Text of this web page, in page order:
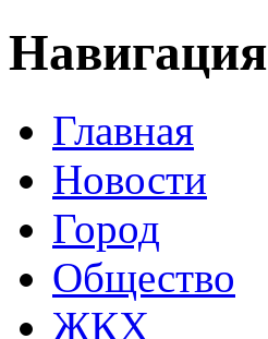
Навигация
Главная
Новости
Город
Общество
ЖКХ